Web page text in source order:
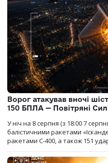
Ворог атакував вночі
150 БПЛА — Повітряні
У ніч на 8 серпня (з 18:00 7
балістичними ракетами
ракетами С-400, а також 151